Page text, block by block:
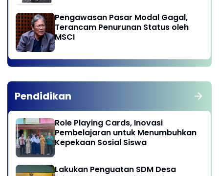
Pengawasan Pasar Modal Gagal,
Terancam Penurunan Status oleh
MSCI
Pendidikan
Role Playing Cards, Inovasi
Pembelajaran untuk Menumbuhkan
Kepekaan Sosial Siswa
Lakukan Penguatan SDM Desa